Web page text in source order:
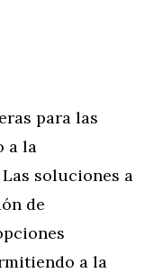
para las
a la
soluciones a
de
a la